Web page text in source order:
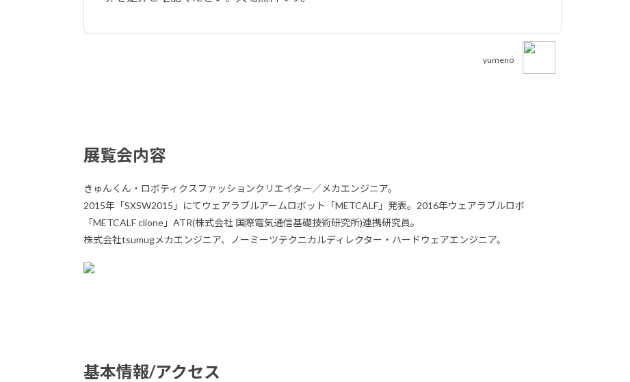
yumeno
展覧会内容
きゅんくん・ロボティクスファッションクリエイター／メカエンジニア。
2015年「SXSW2015」にてウェアラブルアームロボット「METCALF」発表。2016年ウェアラブルロボ
「METCALF clione」ATR(株式会社 国際電気通信基礎技術研究所)連携研究員。
株式会社tsumugメカエンジニア、ノーミーツテクニカルディレクター・ハードウェアエンジニア。
基本情報/アクセス